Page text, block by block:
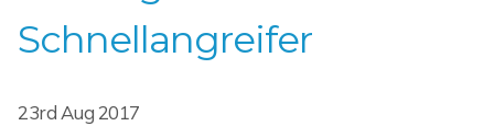
Schnellangreifer
23rd Aug 2017